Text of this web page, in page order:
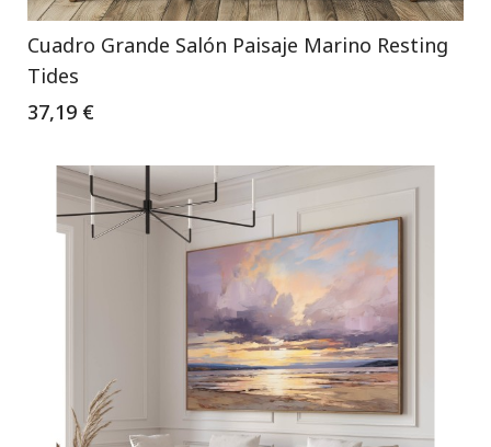
Cuadro Grande Salón Paisaje Marino Resting
Tides
37,19 €